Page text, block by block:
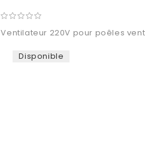
Ventilateur 220V pour poêles
Disponible